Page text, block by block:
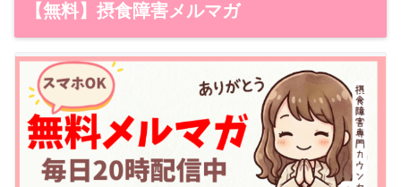
【無料】摂食障害メルマガ